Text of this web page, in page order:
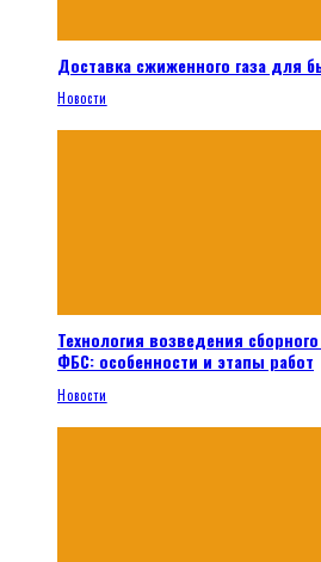
Доставка сжиженного газа для
Новости
Технология возведения
ФБС: особенности и этапы работ
Новости